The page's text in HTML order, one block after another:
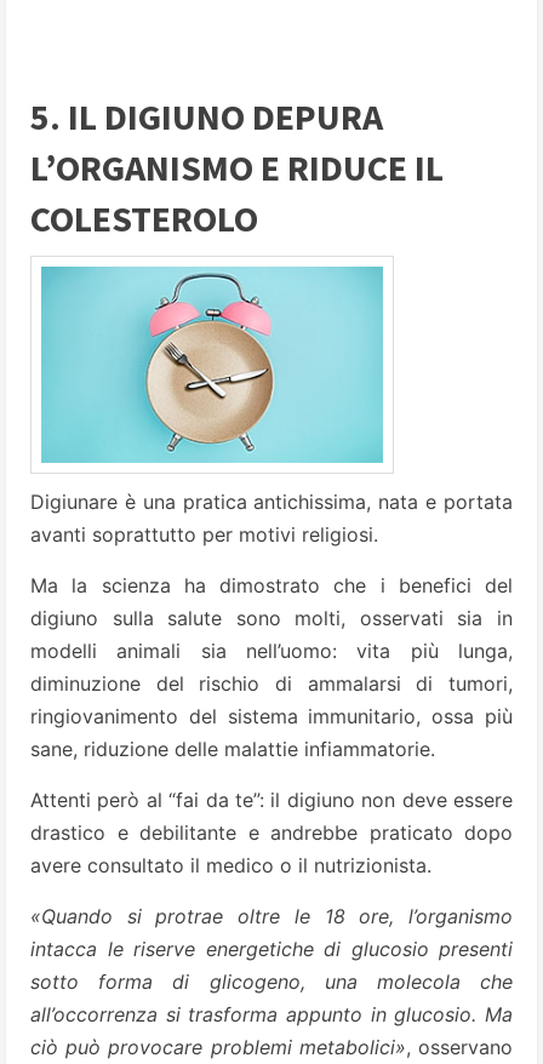
5. IL DIGIUNO DEPURA
L’ORGANISMO E RIDUCE IL
COLESTEROLO
Digiunare è una pratica antichissima, nata e portata
avanti soprattutto per motivi religiosi.
Ma la scienza ha dimostrato che i benefici del
digiuno sulla salute sono molti, osservati sia in
modelli animali sia nell’uomo: vita più lunga,
diminuzione del rischio di ammalarsi di tumori,
ringiovanimento del sistema immunitario, ossa più
sane, riduzione delle malattie infiammatorie.
Attenti però al “fai da te”: il digiuno non deve essere
drastico e debilitante e andrebbe praticato dopo
avere consultato il medico o il nutrizionista.
«Quando si protrae oltre le 18 ore, l’organismo
intacca le riserve energetiche di glucosio presenti
sotto forma di glicogeno, una molecola che
all’occorrenza si trasforma appunto in glucosio. Ma
ciò può provocare problemi metabolici», osservano